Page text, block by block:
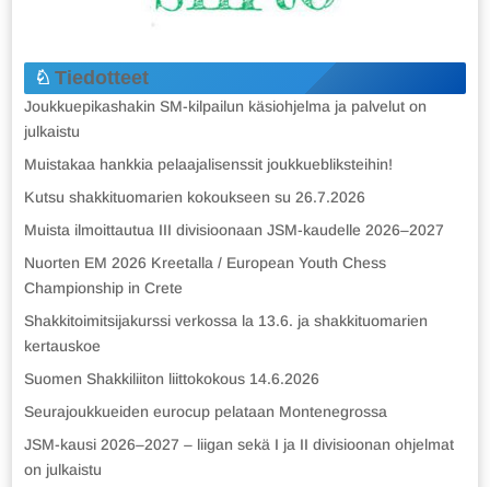
Tiedotteet
Joukkuepikashakin SM-kilpailun käsiohjelma ja palvelut on
julkaistu
Muistakaa hankkia pelaajalisenssit joukkuebliksteihin!
Kutsu shakkituomarien kokoukseen su 26.7.2026
Muista ilmoittautua III divisioonaan JSM-kaudelle 2026–2027
Nuorten EM 2026 Kreetalla / European Youth Chess
Championship in Crete
Shakkitoimitsijakurssi verkossa la 13.6. ja shakkituomarien
kertauskoe
Suomen Shakkiliiton liittokokous 14.6.2026
Seurajoukkueiden eurocup pelataan Montenegrossa
JSM-kausi 2026–2027 – liigan sekä I ja II divisioonan ohjelmat
on julkaistu